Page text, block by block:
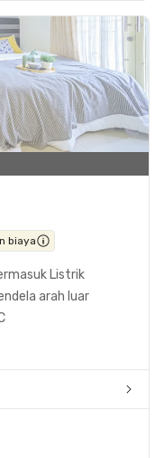
biaya
Listrik
arah luar